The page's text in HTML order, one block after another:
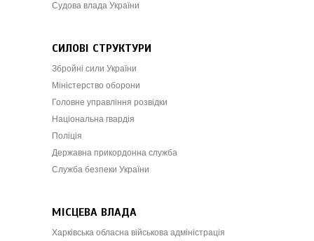
Судова влада України
СИЛОВІ СТРУКТУРИ
Збройні сили України
Міністерство оборони
Головне управління розвідки
Національна гвардія
Поліція
Державна прикордонна служба
Служба безпеки України
МІСЦЕВА ВЛАДА
Харківська обласна військова адміністрація